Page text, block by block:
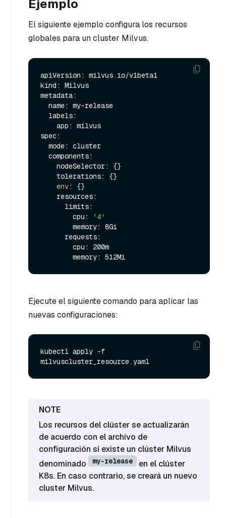
Ejemplo
El siguiente ejemplo configura los recursos
globales para un cluster Milvus.
apiVersion: milvus.io/v1beta1
kind: Milvus
metadata:
spec:
env: {}
        cpu:
'4'
Ejecute el siguiente comando para aplicar las
nuevas configuraciones:
kubectl apply -f
Los recursos del clúster se actualizarán
de acuerdo con el archivo de
configuración si existe un clúster Milvus
denominado
my-release
en el clúster
K8s. En caso contrario, se creará un nuevo
cluster Milvus.